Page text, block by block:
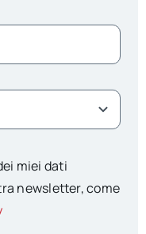
miei dati
newsletter, come